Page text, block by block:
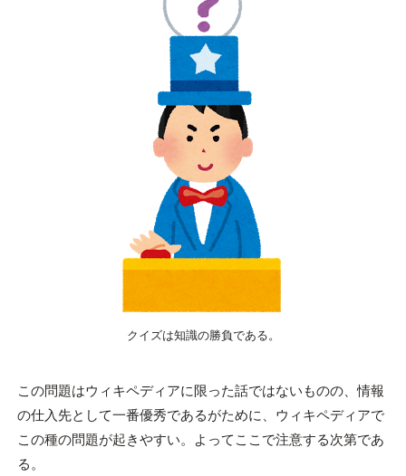
クイズは知識の勝負である。
この問題はウィキペディアに限った話ではないものの、情報
の仕入先として一番優秀であるがために、ウィキペディアで
この種の問題が起きやすい。よってここで注意する次第であ
る。